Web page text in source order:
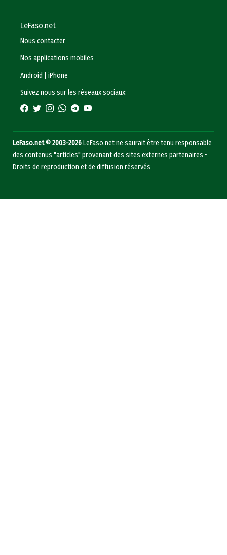
LeFaso.net
Nous contacter
Nos applications mobiles
Android
|iPhone
Suivez nous sur les réseaux sociaux:
LeFaso.net © 2003-2026LeFaso.net ne saurait être tenu responsable
des contenus "articles" provenant des sites externes partenaires •
Droits de reproduction et de diffusion réservés